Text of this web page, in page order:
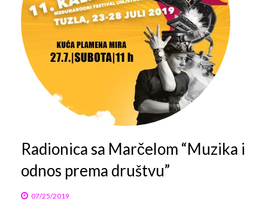
Radionica sa Marčelom “Muzika i
odnos prema društvu”
07/25/2019